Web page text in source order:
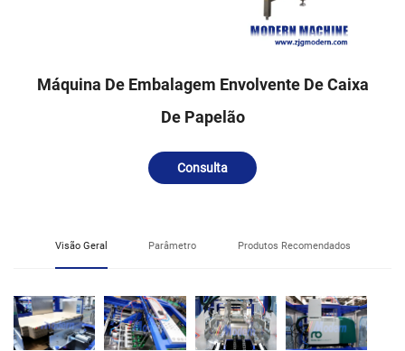
Máquina De Embalagem Envolvente De Caixa
De Papelão
Consulta
Visão Geral Parâmetro Produtos Recomendados